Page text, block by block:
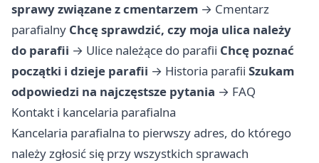
sprawy związane z cmentarzem → Cmentarz
parafialny Chcę sprawdzić, czy moja ulica należy
do parafii → Ulice należące do parafii Chcę poznać
początki i dzieje parafii → Historia parafii Szukam
odpowiedzi na najczęstsze pytania → FAQ
Kontakt i kancelaria parafialna
Kancelaria parafialna to pierwszy adres, do którego
należy zgłosić się przy wszystkich sprawach